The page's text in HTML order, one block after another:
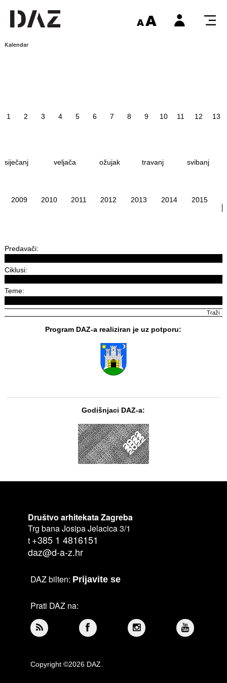
Kalendar
1 2 3 4 5 6 7 8 9 10 11 12 13
siječanj veljača ožujak travanj svibanj
2009 2010 2011 2012 2013 2014 2015
Predavači:
Ciklusi:
Teme:
Program DAZ-a realiziran je uz potporu:
Godišnjaci DAZ-a:
Društvo arhitekata Zagreba
Trg bana Josipa Jelacica 3/1
t +385 1 4816151
daz@d-a-z.hr
DAZ bilten: Prijavite se
Prati DAZ na:
Copyright ©2026 DAZ.